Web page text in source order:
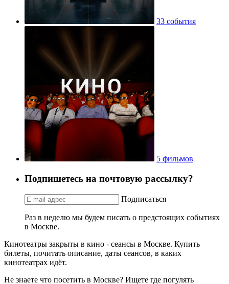
33 события
5 фильмов
Подпишетесь на почтовую рассылку?
Подписаться
Раз в неделю мы будем писать о предстоящих событиях
в Москве.
Кинотеатры закрыты в кино - сеансы в Москве. Купить
билеты, почитать описание, даты сеансов, в каких
кинотеатрах идёт.
Не знаете что посетить в Москве? Ищете где погулять